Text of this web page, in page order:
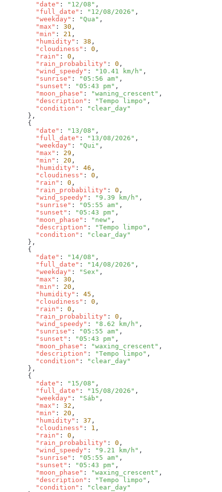
        "date"
: "12/08"
        "full_date"
: "12/08/2026"
        "weekday"
: "Qua"
        "max"
: 30
        "min"
: 21
        "humidity"
: 38
        "cloudiness"
: 0
        "rain"
: 0
        "rain_probability"
: 0
        "wind_speedy"
: "10.41 km/h"
        "sunrise"
: "05:56 am"
        "sunset"
: "05:43 pm"
        "moon_phase"
: "waning_crescent"
        "description"
: "Tempo limpo"
        "condition"
:
        "date"
: "13/08"
        "full_date"
: "13/08/2026"
        "weekday"
: "Qui"
        "max"
: 29
        "min"
: 20
        "humidity"
: 46
        "cloudiness"
: 0
        "rain"
: 0
        "rain_probability"
: 0
        "wind_speedy"
: "9.39 km/h"
        "sunrise"
: "05:55 am"
        "sunset"
: "05:43 pm"
        "moon_phase"
: "new"
        "description"
: "Tempo limpo"
        "condition"
:
        "date"
: "14/08"
        "full_date"
: "14/08/2026"
        "weekday"
: "Sex"
        "max"
: 30
        "min"
: 20
        "humidity"
: 45
        "cloudiness"
: 0
        "rain"
: 0
        "rain_probability"
: 0
        "wind_speedy"
: "8.62 km/h"
        "sunrise"
: "05:55 am"
        "sunset"
: "05:43 pm"
        "moon_phase"
: "waxing_crescent"
        "description"
: "Tempo limpo"
        "condition"
:
        "date"
: "15/08"
        "full_date"
: "15/08/2026"
        "weekday"
: "Sáb"
        "max"
: 32
        "min"
: 20
        "humidity"
: 37
        "cloudiness"
: 1
        "rain"
: 0
        "rain_probability"
: 0
        "wind_speedy"
: "9.21 km/h"
        "sunrise"
: "05:55 am"
        "sunset"
: "05:43 pm"
        "moon_phase"
: "waxing_crescent"
        "description"
: "Tempo limpo"
        "condition"
: